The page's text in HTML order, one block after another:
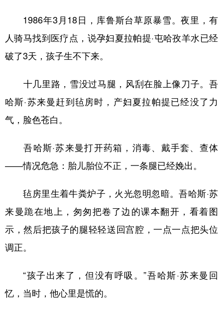
1986年3月18日，库鲁斯台草原暴雪。夜里，有
人骑马找到医疗点，说孕妇夏拉帕提·屯哈孜羊水已经
破了3天，孩子生不下来。
十几里路，雪没过马腿，风刮在脸上像刀子。吾
哈斯·苏来曼赶到毡房时，产妇夏拉帕提已经没了力
气，脸色苍白。
吾哈斯·苏来曼打开药箱，消毒、戴手套、查体
——情况危急：胎儿胎位不正，一条腿已经娩出。
毡房里生着牛粪炉子，火光忽明忽暗。吾哈斯·苏
来曼跪在地上，匆匆把卷了边的课本翻开，看着图
示，然后把孩子的腿轻轻送回宫腔，一点一点把头位
调正。
“孩子出来了，但没有呼吸。”吾哈斯·苏来曼回
忆，当时，他心里是慌的。